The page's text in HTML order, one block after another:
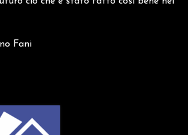
Fani